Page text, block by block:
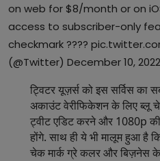
on web for $8/month or on
access to subscriber-only
checkmark ????
(@Twitter) December 10, 2022
ट्विटर यूज़र्स को इस सर्विस का
अकाउंट वेरीफिकेशन के लिए ब्लू
ट्वीट एडिट करने और 1080p की
होंगे. साथ ही ये भी मालूम हुआ है
चेक मार्क ग्रे कलर और बिज़नेस के